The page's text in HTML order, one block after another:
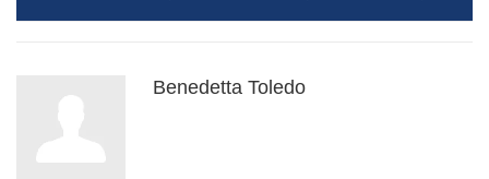
Benedetta Toledo